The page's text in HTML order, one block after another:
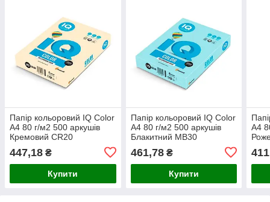
Папір кольоровий IQ Color
A4 80 г/м2 500 аркушів
Кремовий CR20
447,18 ₴
Купити
Папір кольоровий IQ Color
A4 80 г/м2 500 аркушів
Блакитний MB30
461,78₴
Купити
A4